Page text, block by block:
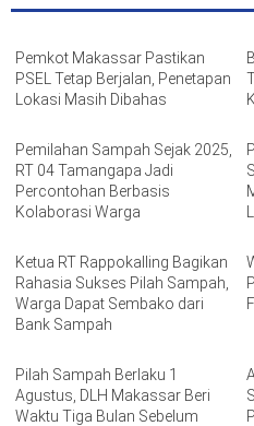
Pemkot Makassar Pastikan
PSEL Tetap Berjalan, Penetapan
Lokasi Masih Dibahas
Pemilahan Sampah Sejak 2025,
RT 04 Tamangapa Jadi
Percontohan Berbasis
Kolaborasi Warga
Ketua RT Rappokalling Bagikan
Rahasia Sukses Pilah Sampah,
Warga Dapat Sembako dari
Bank Sampah
Pilah Sampah Berlaku 1
Agustus, DLH Makassar Beri
Waktu Tiga Bulan Sebelum